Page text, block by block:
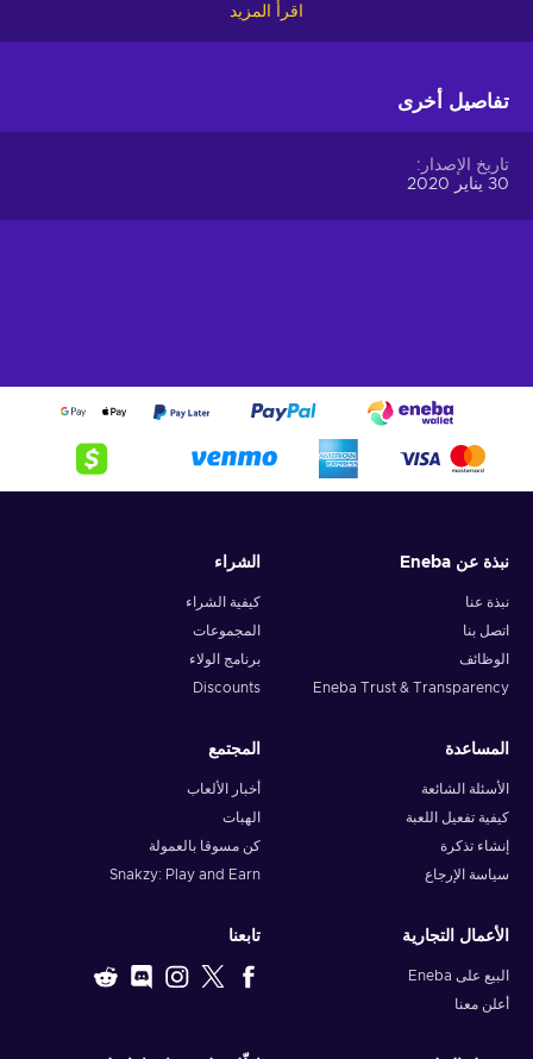
users can easily receive popular cryptocurrencies such as
them.
How to redeem Gift Me Crypto (GMC)
4. Pick the desired crypto between 8 of the most popular
crypto,
Note: You can choose one currency at a time and can only
redeem your whole voucher at once. Once you’ve done that,
you should give it up to 30 minutes for your cryptocurrency
اقرأ المزيد
تفاصيل أخرى
تاريخ الإصدار
30 يناير 2020
نبذة عن Eneba
نبذة عنا
اتصل بنا
الوظائف
Eneba Trust & Transparency
الشراء
كيفية الشراء
المجموعات
برنامج الولاء
Discounts
المساعدة
الأسئلة الشائعة
كيفية تفعيل اللعبة
إنشاء تذكرة
سياسة الإرجاع
المجتمع
أخبار الألعاب
الهبات
كن مسوقا بالعمولة
Snakzy: Play and Earn
الأعمال التجارية
البيع على Eneba
أعلن معنا
تابعنا